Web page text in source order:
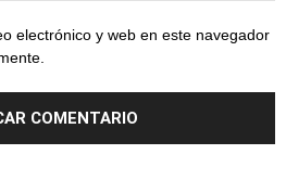
electrónico y web en este navegador